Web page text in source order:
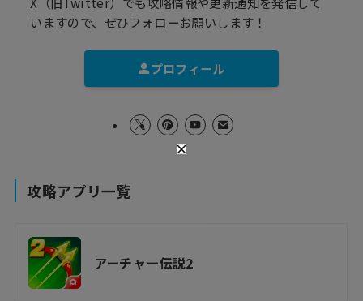
いますので、ぜひフォローお願いします！
プロフィール
攻略アプリ一覧
アーチャー伝説2